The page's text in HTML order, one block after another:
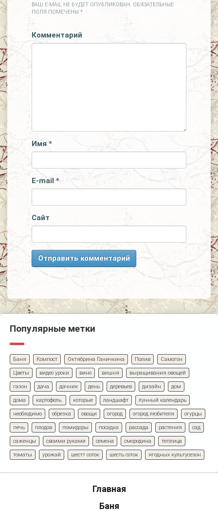
ВАШ E-MAIL НЕ БУДЕТ ОПУБЛИКОВАН. ОБЯЗАТЕЛЬНЫЕ
ПОЛЯ ПОМЕЧЕНЫ *
Комментарий
Имя *
E-mail *
Сайт
Популярные метки
Баня Компост Октябрина Ганичкина Полив Самогон
Цветы видео уроки вино вишня выращивания овощей
газон дача дачник день деревьев дизайн дом
дома картофель. которые ландшафт лунный календарь
необходимо обрезка овощи огород огород любителя огурцы
печь плодов помидоры посадка рассада растения сад
саженцы своими руками семена смородина теплица
томаты урожай шестт соток шесть соток ягодных культусезон
Главная
Баня